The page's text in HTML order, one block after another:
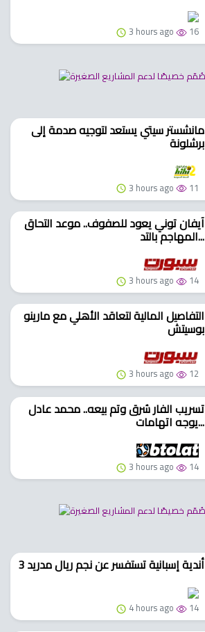
3 hours ago 16
مانشستر سيتي يستعد لتوجيه صدمة إلى
برشلونة
3 hours ago 11
آيفان توني يعود للصفوف.. موعد التحاق
المهاجم بالتد...
3 hours ago 14
التفاصيل المالية لتعاقد الأهلي مع مارينو
بوسيتش
3 hours ago 12
تسريب الفار سُرق وتم بيعه.. محمد عادل
يوجه اتهامات...
3 hours ago 14
3 أندية إسبانية تستفسر عن نجم ريال مدريد
4 hours ago 14